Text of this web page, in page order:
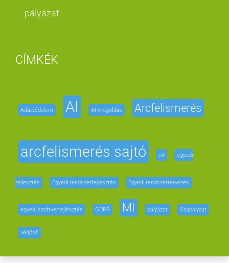
pályázat
CÍMKÉK
Adatvédelem AI AI megoldás Arcfelismerés
arcfelismerés sajtó c# egyedi
fejlesztés Egyedi rendszerfejlesztés Egyedi rendszertervezés
egyedi szoftverfejlesztés GDPR MI pályázat Szabályzat
védőnő